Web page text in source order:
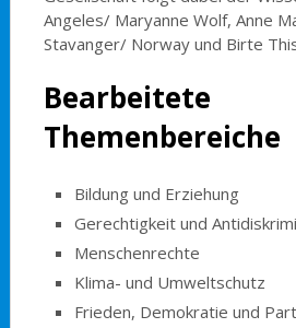
Angeles/ Maryanne Wolf, Anne
Stavanger/ Norway und Birte
Bearbeitete
Themenbereiche
Bildung und Erziehung
Gerechtigkeit und
Menschenrechte
Klima- und Umweltschutz
Frieden, Demokratie und